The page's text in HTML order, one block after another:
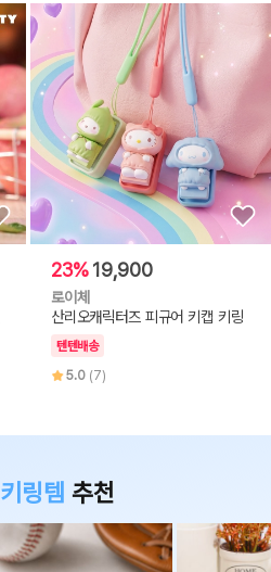
23%19,900
로이체
산리오캐릭터즈 피규어 키캡 키링
텐텐배송
5.0 (7)
키링템 추천